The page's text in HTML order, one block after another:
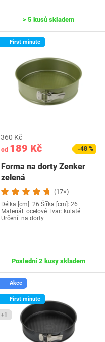
> 5 kusů skladem
First minute
od 189 Kč
360 Kč
-48 %
Forma na dorty Zenker
zelená
(17×)
Délka [cm]: 26 Šířka [cm]: 26
Materiál: ocelové Tvar: kulaté
Určení: na dorty
Poslední 2 kusy skladem
Akce
First minute
+1